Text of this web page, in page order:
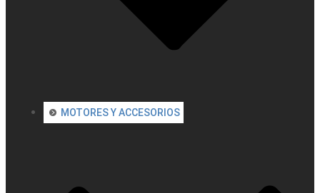
MOTORES Y ACCESORIOS